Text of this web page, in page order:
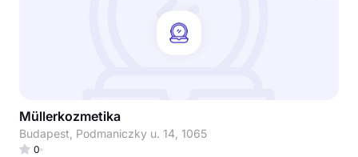
Müllerkozmetika
Budapest, Podmaniczky u. 14, 1065
0